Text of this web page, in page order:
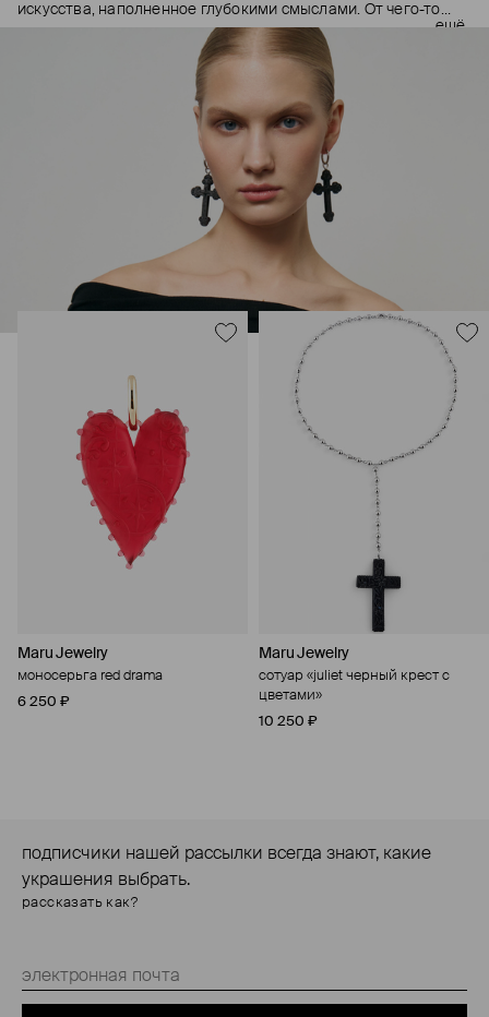
искусства, наполненное глубокими смыслами. От чего-то
очень личного – любви к своему телу – до масштабного –
открытости миру и другим культурам. Основательница
бренда Мария Калемагина не ограничивает себя в выборе
источников вдохновения. Линии женской фигуры,
магические символы и целые направления в искусстве – все
это находит отражение в коллекциях Maru Jewelry.
Украшения Maru Jewelry для тех, кто тоже считает, что арт-
объектам место не только в музеях.
ещё
Maru Jewelry
моносерьга red drama
6 250 ₽
Maru Jewelry
сотуар «juliet черный крест с
цветами»
10 250 ₽
подписчики нашей рассылки всегда знают, какие
украшения выбрать.
рассказать как?